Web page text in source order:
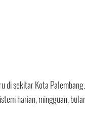
di sekitar Kota Palembang.
harian, mingguan,